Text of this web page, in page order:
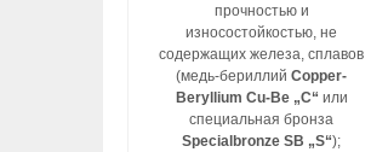
прочностью и
износостойкостью, не
содержащих железа, сплавов
(медь-бериллийCopper-
Beryllium Cu-Be „C“ или
специальная бронза
Specialbronze SB „S“);